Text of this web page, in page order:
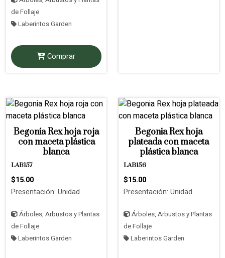
de Follaje
Laberintos Garden
Comprar
Begonia Rex hoja roja
con maceta plástica
blanca
LAB157
$15.00
Presentación: Unidad
Árboles, Arbustos y Plantas
de Follaje
Laberintos Garden
Begonia Rex hoja
plateada con maceta
plástica blanca
LAB156
$15.00
Presentación: Unidad
Árboles, Arbustos y Plantas
de Follaje
Laberintos Garden